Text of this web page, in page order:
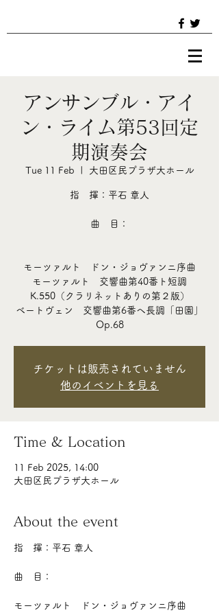
アンサンブル・アイ
ン・ライム第53回定
期演奏会
Tue 11 Feb 大田区民プラザ大ホール
指 揮：平石 章人
曲 目：
モーツァルト ドン・ジョヴァンニ序曲
モーツァルト 交響曲第40番ト短調
K.550（クラリネットありの第２版）
ベートヴェン 交響曲第6番ヘ長調「田園」
Op.68
チケットは販売されていません
他のイベントを見る
Time & Location
11 Feb 2025, 14:00
大田区民プラザ大ホール
About the event
指　揮：平石 章人
曲　目：
モーツァルト　ドン・ジョヴァンニ序曲